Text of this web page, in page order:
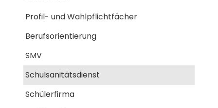
Profil- und Wahlpflichtfächer
Berufsorientierung
SMV
Schulsanitätsdienst
Schülerfirma